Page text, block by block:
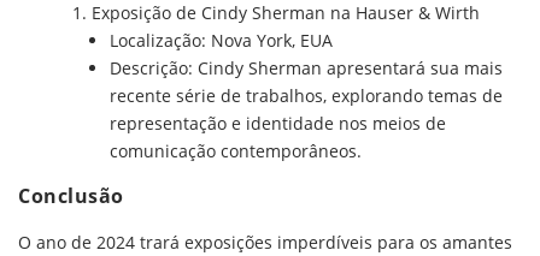
Exposição de Cindy Sherman na Hauser & Wirth
Localização: Nova York, EUA
Descrição: Cindy Sherman apresentará sua mais
recente série de trabalhos, explorando temas de
representação e identidade nos meios de
comunicação contemporâneos.
Conclusão
O ano de 2024 trará exposições imperdíveis para os amantes